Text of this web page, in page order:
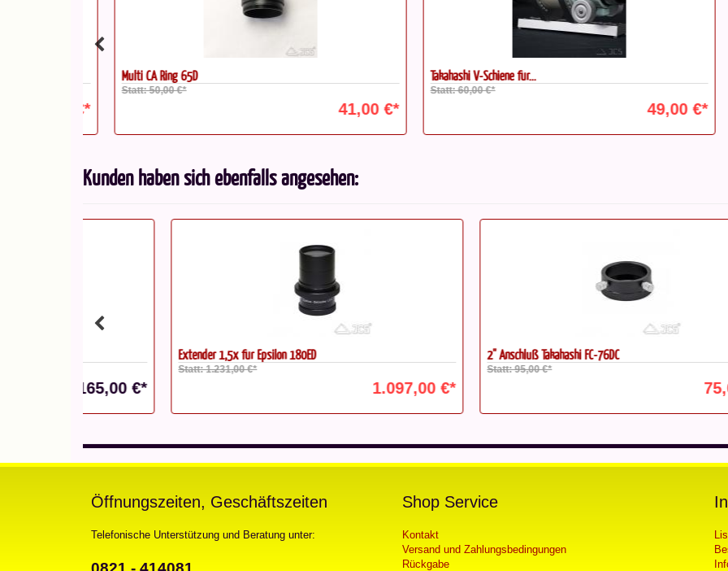
Multi CA Ring 65D
Statt: 50,00 €*
41,00 €*
Takahashi V-Schiene für...
Statt: 60,00 €*
49,00 €*
Kunden haben sich ebenfalls angesehen:
Extender 1,5x für Epsilon 180ED
1.097,00 €*
2'' Anschluß Takahashi FC-76DC
Öffnungszeiten, Geschäftszeiten
Telefonische Unterstützung und Beratung unter:
Shop Service
Kontakt
Versand und Zahlungsbedingungen
Rückgabe